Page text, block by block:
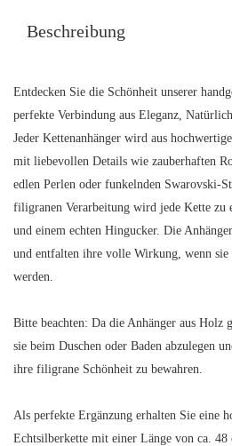
Beschreibung
Entdecken Sie die Schönheit unserer
perfekte Verbindung aus Eleganz,
Jeder Kettenanhänger wird aus
mit liebevollen Details wie zauberhaften
edlen Perlen oder funkelnden Swarovski-
filigranen Verarbeitung wird jede Kette zu
und einem echten Hingucker. Die
und entfalten ihre volle Wirkung, wenn
werden.
Bitte beachten: Da die Anhänger aus Holz
sie beim Duschen oder Baden abzulegen
ihre filigrane Schönheit zu bewahren.
Als perfekte Ergänzung erhalten Sie eine
Echtsilberkette mit einer Länge von ca. 48